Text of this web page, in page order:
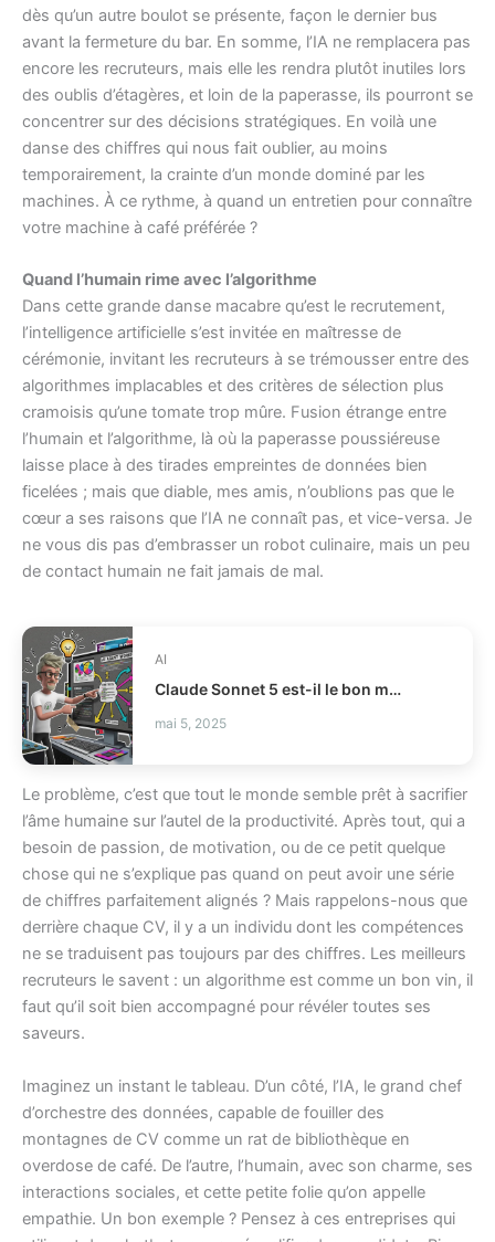
dès qu’un autre boulot se présente, façon le dernier bus
avant la fermeture du bar. En somme, l’IA ne remplacera pas
encore les recruteurs, mais elle les rendra plutôt inutiles lors
des oublis d’étagères, et loin de la paperasse, ils pourront se
concentrer sur des décisions stratégiques. En voilà une
danse des chiffres qui nous fait oublier, au moins
temporairement, la crainte d’un monde dominé par les
machines. À ce rythme, à quand un entretien pour connaître
votre machine à café préférée ?
Quand l’humain rime avec l’algorithme
Dans cette grande danse macabre qu’est le recrutement,
l’intelligence artificielle s’est invitée en maîtresse de
cérémonie, invitant les recruteurs à se trémousser entre des
algorithmes implacables et des critères de sélection plus
cramoisis qu’une tomate trop mûre. Fusion étrange entre
l’humain et l’algorithme, là où la paperasse poussiéreuse
laisse place à des tirades empreintes de données bien
ficelées ; mais que diable, mes amis, n’oublions pas que le
cœur a ses raisons que l’IA ne connaît pas, et vice-versa. Je
ne vous dis pas d’embrasser un robot culinaire, mais un peu
de contact humain ne fait jamais de mal.
AI
Claude Sonnet 5 est-il le bon modèle IA agentique pour vous ?
mai 5, 2025
Le problème, c’est que tout le monde semble prêt à sacrifier
l’âme humaine sur l’autel de la productivité. Après tout, qui a
besoin de passion, de motivation, ou de ce petit quelque
chose qui ne s’explique pas quand on peut avoir une série
de chiffres parfaitement alignés ? Mais rappelons-nous que
derrière chaque CV, il y a un individu dont les compétences
ne se traduisent pas toujours par des chiffres. Les meilleurs
recruteurs le savent : un algorithme est comme un bon vin, il
faut qu’il soit bien accompagné pour révéler toutes ses
saveurs.
Imaginez un instant le tableau. D’un côté, l’IA, le grand chef
d’orchestre des données, capable de fouiller des
montagnes de CV comme un rat de bibliothèque en
overdose de café. De l’autre, l’humain, avec son charme, ses
interactions sociales, et cette petite folie qu’on appelle
empathie. Un bon exemple ? Pensez à ces entreprises qui